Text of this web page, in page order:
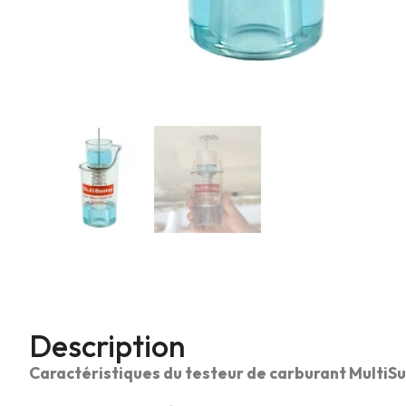
Description
Caractéristiques du testeur de carburant